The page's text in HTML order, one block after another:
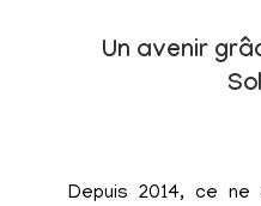
Un avenir
Depuis 2014, ce